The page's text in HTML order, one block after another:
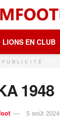
LIONS EN CLUB
PUBLICITÉ
1948
5 août 2024